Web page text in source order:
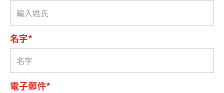
名字*
電子郵件*